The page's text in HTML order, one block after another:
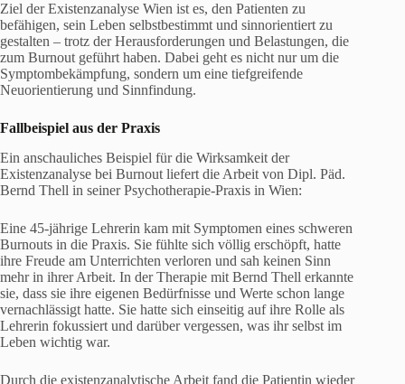
Ziel der Existenzanalyse Wien ist es, den Patienten zu
befähigen, sein Leben selbstbestimmt und sinnorientiert zu
gestalten – trotz der Herausforderungen und Belastungen, die
zum Burnout geführt haben. Dabei geht es nicht nur um die
Symptombekämpfung, sondern um eine tiefgreifende
Neuorientierung und Sinnfindung.
Fallbeispiel aus der Praxis
Ein anschauliches Beispiel für die Wirksamkeit der
Existenzanalyse bei Burnout liefert die Arbeit von Dipl. Päd.
Bernd Thell in seiner Psychotherapie-Praxis in Wien:
Eine 45-jährige Lehrerin kam mit Symptomen eines schweren
Burnouts in die Praxis. Sie fühlte sich völlig erschöpft, hatte
ihre Freude am Unterrichten verloren und sah keinen Sinn
mehr in ihrer Arbeit. In der Therapie mit Bernd Thell erkannte
sie, dass sie ihre eigenen Bedürfnisse und Werte schon lange
vernachlässigt hatte. Sie hatte sich einseitig auf ihre Rolle als
Lehrerin fokussiert und darüber vergessen, was ihr selbst im
Leben wichtig war.
Durch die existenzanalytische Arbeit fand die Patientin wieder